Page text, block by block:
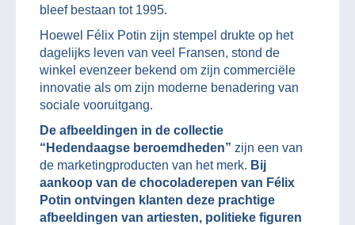
bleef bestaan tot 1995.
Hoewel Félix Potin zijn stempel drukte op het
dagelijks leven van veel Fransen, stond de
winkel evenzeer bekend om zijn commerciële
innovatie als om zijn moderne benadering van
sociale vooruitgang.
De afbeeldingen in de collectie
“Hedendaagse beroemdheden” zijn een van
de marketingproducten van het merk. Bij
aankoop van de chocoladerepen van Félix
Potin ontvingen klanten deze prachtige
afbeeldingen van artiesten, politieke figuren